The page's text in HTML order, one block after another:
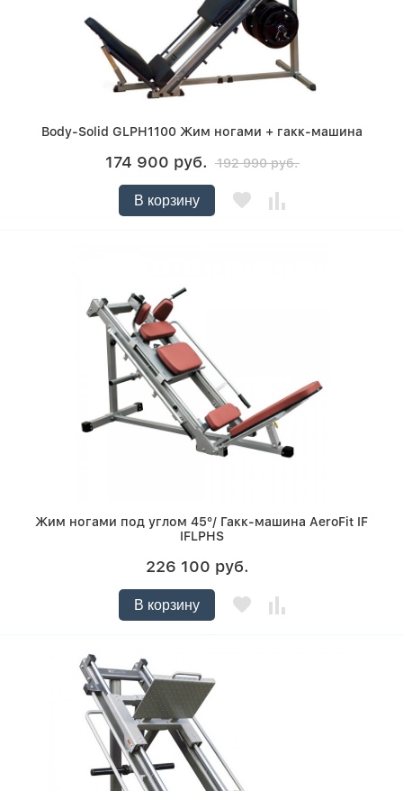
Body-Solid GLPH1100 Жим ногами + гакк-машина
174 900 руб. 192 990 руб.
В корзину
Жим ногами под углом 45°/ Гакк-машина AeroFit IF
IFLPHS
226 100 руб.
В корзину